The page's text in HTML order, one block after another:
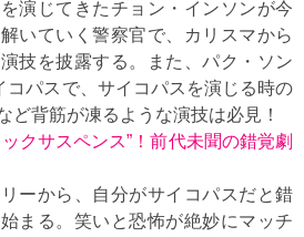
演じてきたチョン・インソンが今
いていく警察官で、カリスマから
技を披露する。また、パク・ソン
コパスで、サイコパスを演じる時の
ど背筋が凍るような演技は必見！
クサスペンス”！前代未聞の錯覚劇
ーから、自分がサイコパスだと錯
まる。笑いと恐怖が絶妙にマッチ